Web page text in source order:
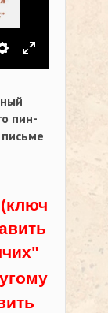
звук
Настройки
На весь
пин-